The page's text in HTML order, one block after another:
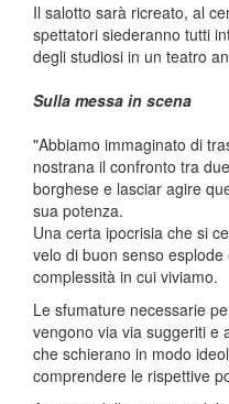
Il salotto sarà ricreato, al
spettatori siederanno tutti
degli studiosi in un teatro
Sulla messa in scena
"Abbiamo immaginato di
nostrana il confronto tra
borghese e lasciar agire
sua potenza.
Una certa ipocrisia che si
velo di buon senso
complessità in cui viviamo.
Le sfumature necessarie
vengono via via suggeriti e
che schierano in modo
comprendere le rispettive